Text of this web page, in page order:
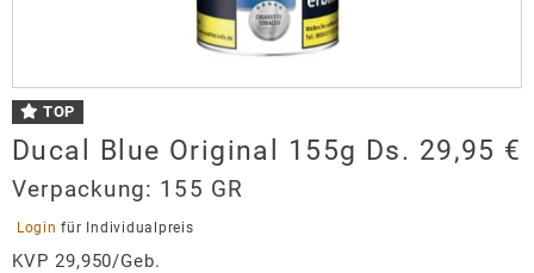
TOP
Ducal Blue Original 155g Ds. 29,95 €
Verpackung: 155 GR
Login für Individualpreis
KVP 29,950/Geb.